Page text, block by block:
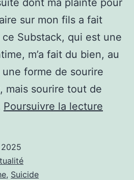
sur mon fils a fait
ce Substack, qui est une
m’a fait du bien, au
une forme de sourire
mais sourire tout de
Poursuivre la lecture
, Suicide